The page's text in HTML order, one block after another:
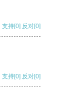
支持[0] 反对[0]
支持[0] 反对[0]